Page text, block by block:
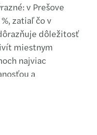
v Prešove
zatiaľ čo v
dôležitosť
miestnym
najviac
a